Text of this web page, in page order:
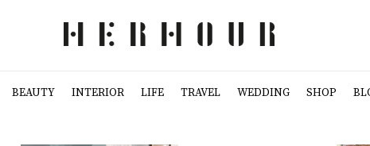
BEAUTY INTERIOR LIFE TRAVEL WEDDING SHOP